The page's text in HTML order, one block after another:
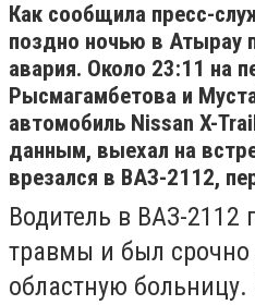
Как сообщила пресс-
поздно ночью в Атырау
авария. Около 23:11 на
Рысмагамбетова и
автомобиль Nissan X-
данным, выехал на
врезался в ВАЗ-2112,
Водитель в ВАЗ-2112
травмы и был срочно
областную